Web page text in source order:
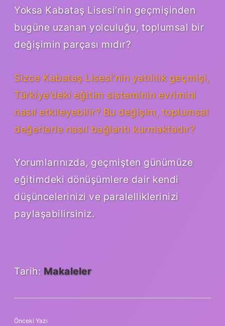
Yoksa Kabataş Lisesi’nin geçmişinden
bugüne uzanan yolculuğu, toplumsal bir
değişimin parçası mıdır?
Sizce Kabataş Lisesi’nin yatılılık geçmişi,
Türkiye’deki eğitim sisteminin evrimini
nasıl etkileyebilir? Bu değişim, toplumsal
değerlerle nasıl bağlantı kurmaktadır?
Yorumlarınızda, geçmişten günümüze
eğitimdeki dönüşümlere dair kendi
düşüncelerinizi ve paralelliklerinizi
paylaşabilirsiniz.
Tarih: Makaleler
Önceki Yazı